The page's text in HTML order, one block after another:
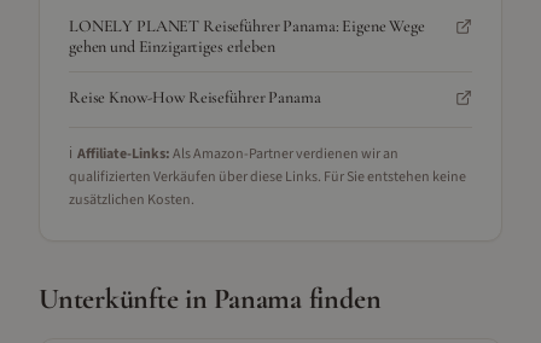
LONELY PLANET Reiseführer Panama: Eigene Wege
gehen und Einzigartiges erleben
Reise Know-How Reiseführer Panama
ℹ️ Affiliate-Links:Als Amazon-Partner verdienen wir an
qualifizierten Verkäufen über diese Links. Für Sie entstehen keine
zusätzlichen Kosten.
Unterkünfte in Panamafinden